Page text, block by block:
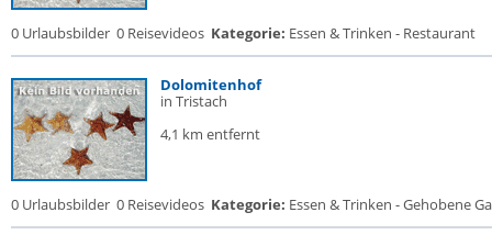
0 Urlaubsbilder 0 Reisevideos Kategorie: Essen & Trinken - Restaurant
Dolomitenhof
in Tristach
4,1 km entfernt
0 Urlaubsbilder 0 Reisevideos Kategorie: Essen & Trinken - Gehobene